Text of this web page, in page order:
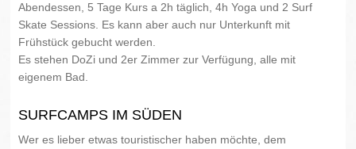
Abendessen, 5 Tage Kurs a 2h täglich, 4h Yoga und 2 Surf
Skate Sessions. Es kann aber auch nur Unterkunft mit
Frühstück gebucht werden.
Es stehen DoZi und 2er Zimmer zur Verfügung, alle mit
eigenem Bad.
SURFCAMPS IM SÜDEN
Wer es lieber etwas touristischer haben möchte, dem